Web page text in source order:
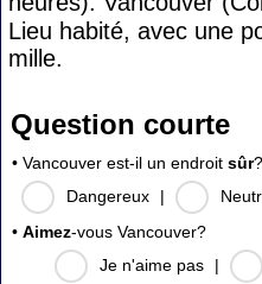
Lieu habité, avec une
mille.
Question courte
• Vancouver est-il un endroit sûr?
Dangereux
|
• Aimez-vous Vancouver?
Je n'aime pas
|